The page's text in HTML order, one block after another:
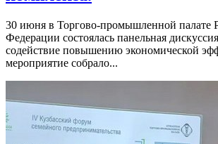
30 июня в Торгово-промышленной палате
Федерации состоялась панельная
содействие повышению экономической
мероприятие собрало...